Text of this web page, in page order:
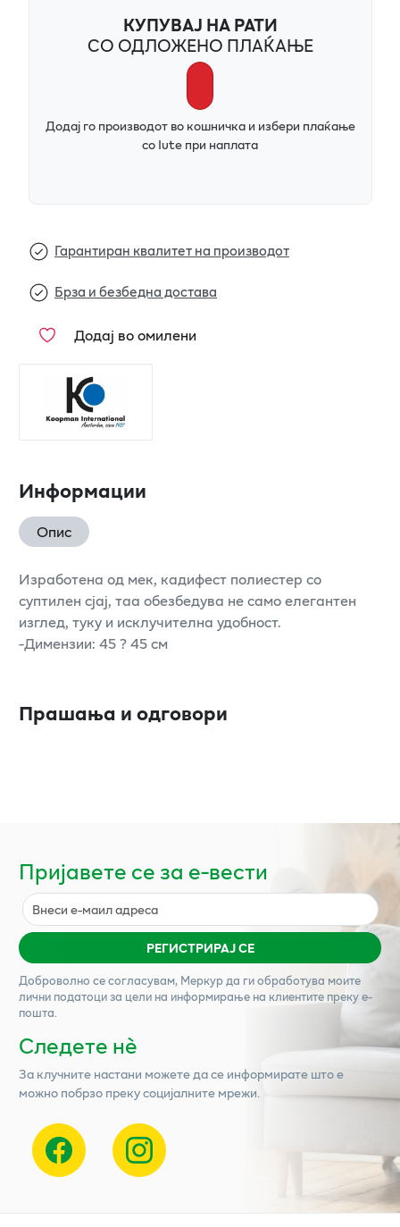
КУПУВАЈ НА РАТИ
СО ОДЛОЖЕНО ПЛАЌАЊЕ
Додај го производот во кошничка и избери плаќање
со Iute при наплата
Гарантиран квалитет на производот
Брза и безбедна достава
Додај во омилени
Информации
Опис
Изработена од мек, кадифест полиестер со
суптилен сјај, таа обезбедува не само елегантен
изглед, туку и исклучителна удобност.
-Димензии: 45 ? 45 см
Прашања и одговори
Пријавете се за е-вести
РЕГИСТРИРАЈ СЕ
Доброволно се согласувам, Меркурда ги обработува моите
лични податоци за цели на информирање на клиентите преку е-
пошта.
Следете нѐ
За клучните настани можете да се информирате што е
можно побрзо преку социјалните мрежи.